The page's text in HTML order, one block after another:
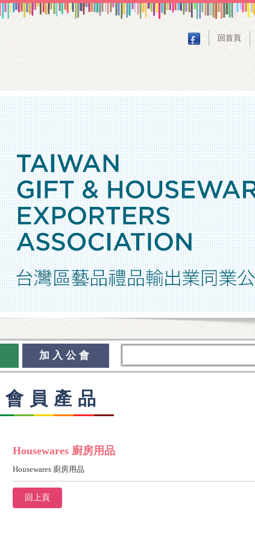
回首頁
加入公會
會員產品
Housewares 廚房用品
Housewares 廚房用品
回上頁